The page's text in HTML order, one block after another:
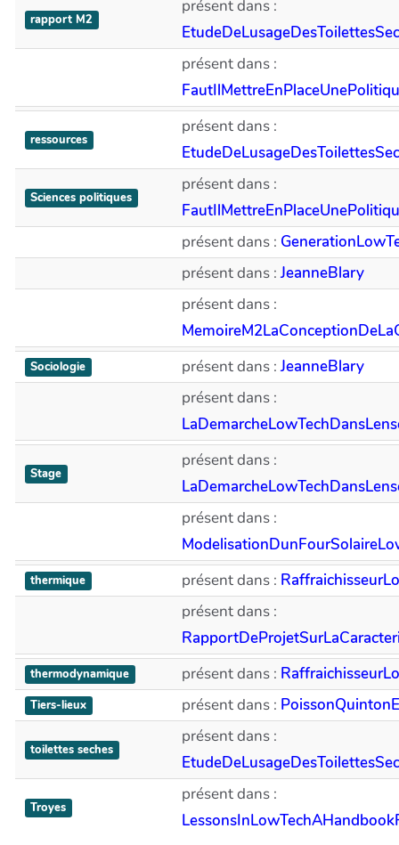
rapport M2
présent dans :
présent dans :
ressources
présent dans :
Sciences politiques
présent dans :
présent dans :
présent dans :JeanneBlary
présent dans :
Sociologie présent dans :JeanneBlary
présent dans :
Stage
présent dans :
présent dans :
thermique présent dans :
présent dans :
thermodynamique présent dans :
Tiers-lieux présent dans :
toilettes seches
présent dans :
Troyes
présent dans :